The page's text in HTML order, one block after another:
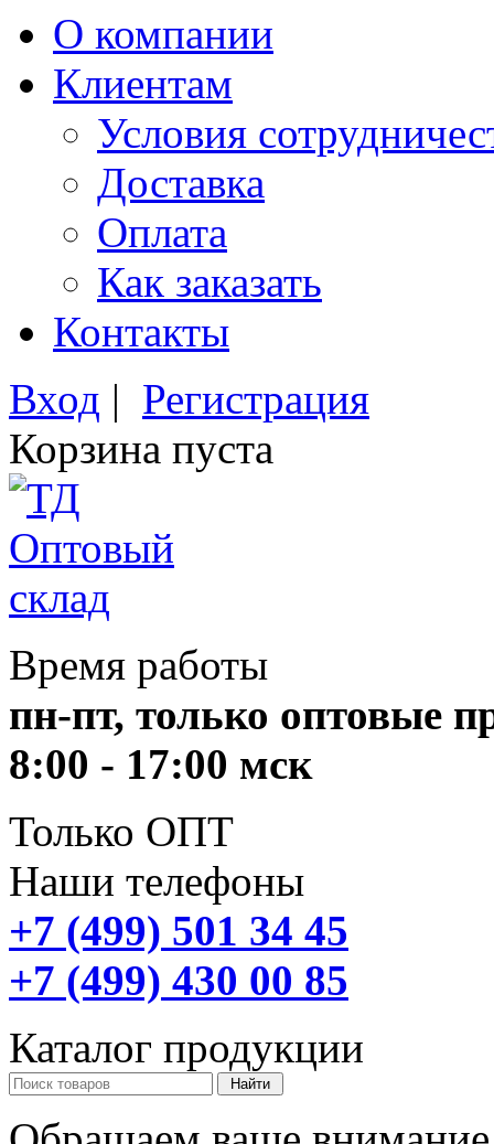
О компании
Клиентам
Условия
Доставка
Оплата
Как заказать
Контакты
Вход | Регистрация
Корзина пуста
Время работы
пн-пт, только оптовые
8:00 - 17:00 мск
Только ОПТ
Наши телефоны
+7 (499) 501 34 45
+7 (499) 430 00 85
Каталог продукции